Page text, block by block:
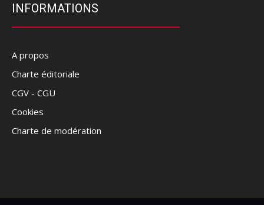
INFORMATIONS
A propos
Charte éditoriale
CGV - CGU
Cookies
Charte de modération